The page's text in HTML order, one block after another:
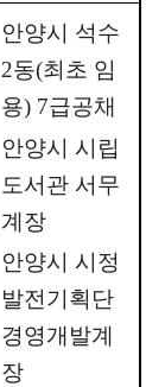
안양시 석수
2동(최초 임
용) 7급공채
안양시 시립
도서관 서무
계장
안양시 시정
발전기획단
경영개발계
장